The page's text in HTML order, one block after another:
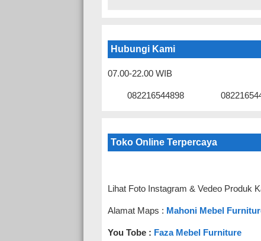
Hubungi Kami
07.00-22.00 WIB
082216544898
Toko Online Terpercaya
Lihat Foto Instagram & Vedeo Produk
Alamat Maps : Mahoni Mebel
You Tobe : Faza Mebel Furniture